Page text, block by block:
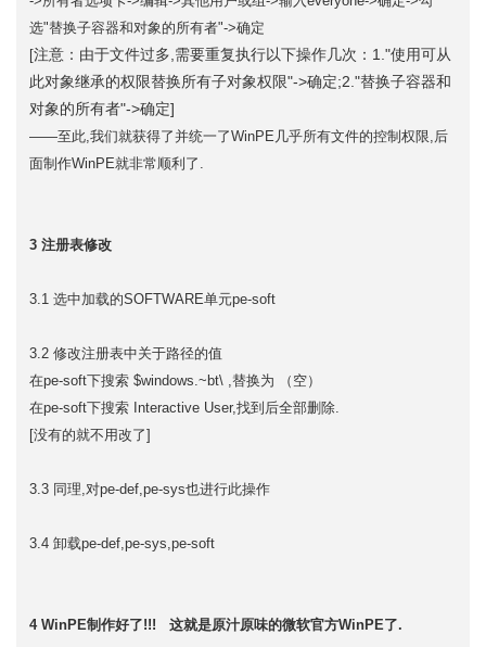
选"替换子容器和对象的所有者"->确定
[注意：由于文件过多,需要重复执行以下操作几次：1."使用可从
此对象继承的权限替换所有子对象权限"->确定;2."替换子容器和
对象的所有者"->确定]
——至此,我们就获得了并统一了WinPE几乎所有文件的控制权限,后
面制作WinPE就非常顺利了.
3 注册表修改
3.1 选中加载的SOFTWARE单元pe-soft
3.2 修改注册表中关于路径的值
在pe-soft下搜索 $windows.~bt\ ,替换为 （空）
在pe-soft下搜索 Interactive User,找到后全部删除.
[没有的就不用改了]
3.3 同理,对pe-def,pe-sys也进行此操作
3.4 卸载pe-def,pe-sys,pe-soft
4 WinPE制作好了!!! 这就是原汁原味的微软官方WinPE了.